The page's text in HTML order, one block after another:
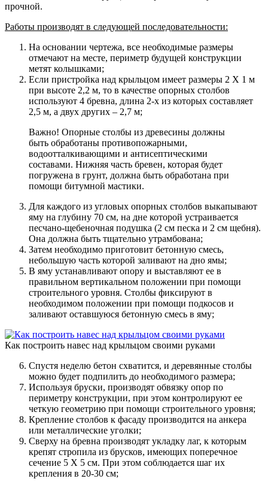
прочной.
Работы производят в следующей последовательности:
На основании чертежа, все необходимые размеры
отмечают на месте, периметр будущей конструкции
метят колышками;
Если пристройка над крыльцом имеет размеры 2 Х 1 м
при высоте 2,2 м, то в качестве опорных столбов
используют 4 бревна, длина 2-х из которых составляет
2,5 м, а двух других – 2,7 м;
Важно! Опорные столбы из древесины должны
быть обработаны противопожарными,
водоотталкивающими и антисептическими
составами. Нижняя часть бревен, которая будет
погружена в грунт, должна быть обработана при
помощи битумной мастики.
Для каждого из угловых опорных столбов выкапывают
яму на глубину 70 см, на дне которой устраивается
песчано-щебеночная подушка (2 см песка и 2 см щебня).
Она должна быть тщательно утрамбована;
Затем необходимо приготовит бетонную смесь,
небольшую часть которой заливают на дно ямы;
В яму устанавливают опору и выставляют ее в
правильном вертикальном положении при помощи
строительного уровня. Столбы фиксируют в
необходимом положении при помощи подкосов и
заливают оставшуюся бетонную смесь в яму;
Как построить навес над крыльцом своими руками
Спустя неделю бетон схватится, и деревянные столбы
можно будет подпилить до необходимого размера;
Используя бруски, производят обвязку опор по
периметру конструкции, при этом контролируют ее
четкую геометрию при помощи строительного уровня;
Крепление столбов к фасаду производится на анкера
или металлические уголки;
Сверху на бревна производят укладку лаг, к которым
крепят стропила из брусков, имеющих поперечное
сечение 5 Х 5 см. При этом соблюдается шаг их
крепления в 20-30 см;